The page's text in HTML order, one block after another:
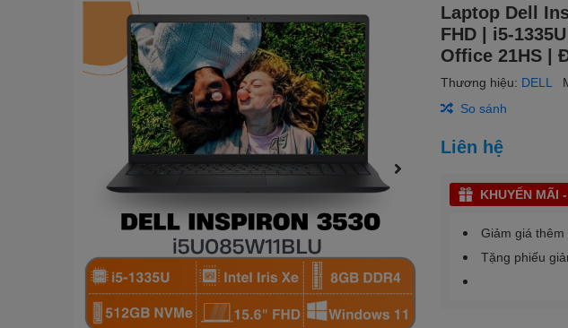
Laptop Dell
FHD | i5-
Office 21HS |
Thương hiệu: DELL
So sánh
Liên hệ
KHUYẾN MÃI
Giảm giá thêm
Tặng phiếu